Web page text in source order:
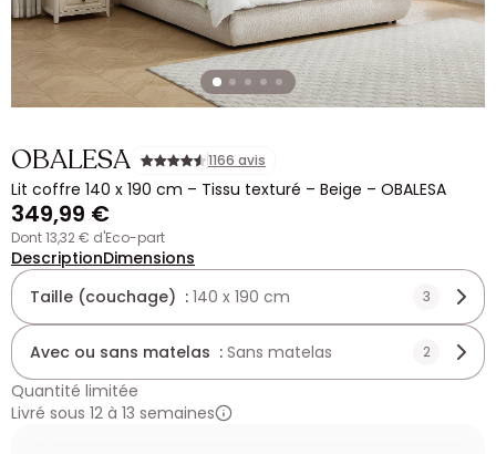
OBALESA 1166 avis
Lit coffre 140 x 190 cm – Tissu texturé – Beige – OBALESA
349,99 €
dont 13,32 € d'Eco-part
DescriptionDimensions
Taille (couchage) : 140 x 190 cm 3
Avec ou sans matelas : Sans matelas 2
Quantité limitée
Livré sous 12 à 13 semaines